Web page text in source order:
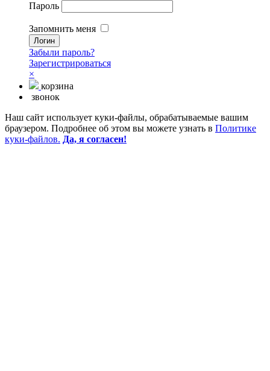
Пароль
Запомнить меня
Забыли пароль?
Зарегистрироваться
×
корзина
звонок
Наш сайт использует куки-файлы, обрабатываемые вашим
браузером. Подробнее об этом вы можете узнать в Политике
куки-файлов. Да, я согласен!